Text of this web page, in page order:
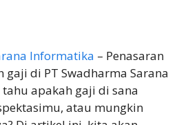
Informatika – Penasaran
gaji di PT Swadharma Sarana
apakah gaji di sana
atau mungkin